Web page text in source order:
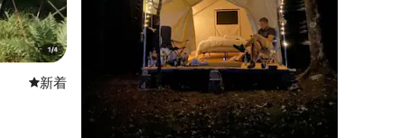
新しい宿泊先
新着